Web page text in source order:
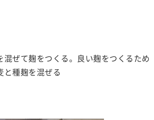
ぜて麹をつくる。良い麹をつくるため
と種麹を混ぜる